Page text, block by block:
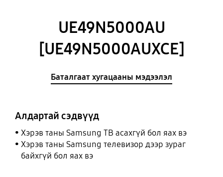
UE49N5000AU
[UE49N5000AUXCE]
Баталгаат хугацааны мэдээлэл
Алдартай сэдвүүд
Хэрэв таны Samsung ТВ асахгүй бол яах вэ
Хэрэв таны Samsung телевизор дээр зураг
байхгүй бол яах вэ